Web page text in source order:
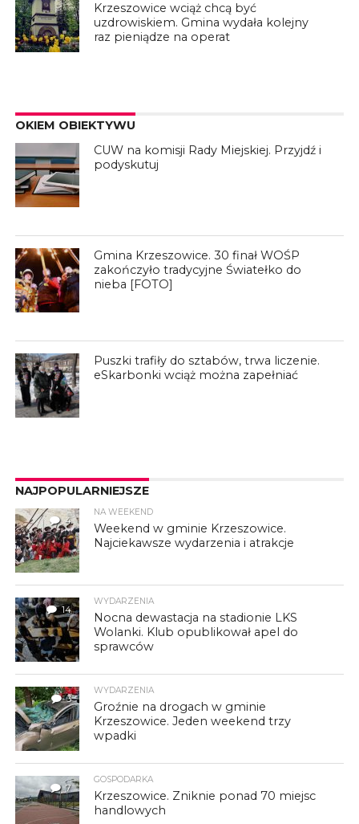
Krzeszowice wciąż chcą być
uzdrowiskiem. Gmina wydała kolejny
raz pieniądze na operat
OKIEM OBIEKTYWU
CUW na komisji Rady Miejskiej. Przyjdź i
podyskutuj
Gmina Krzeszowice. 30 finał WOŚP
zakończyło tradycyjne Światełko do
nieba [FOTO]
Puszki trafiły do sztabów, trwa liczenie.
eSkarbonki wciąż można zapełniać
NAJPOPULARNIEJSZE
4
NA WEEKEND
Weekend w gminie Krzeszowice.
Najciekawsze wydarzenia i atrakcje
14
WYDARZENIA
Nocna dewastacja na stadionie LKS
Wolanki. Klub opublikował apel do
sprawców
3
WYDARZENIA
Groźnie na drogach w gminie
Krzeszowice. Jeden weekend trzy
wpadki
7
GOSPODARKA
Krzeszowice. Zniknie ponad 70 miejsc
handlowych